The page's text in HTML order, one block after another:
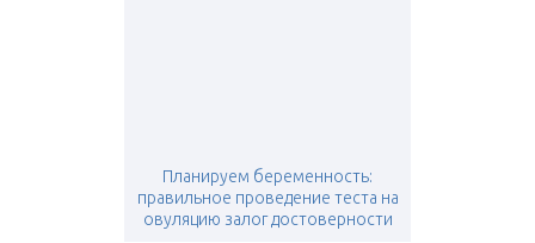
Планируем беременность:
правильное проведение теста на
овуляцию залог достоверности